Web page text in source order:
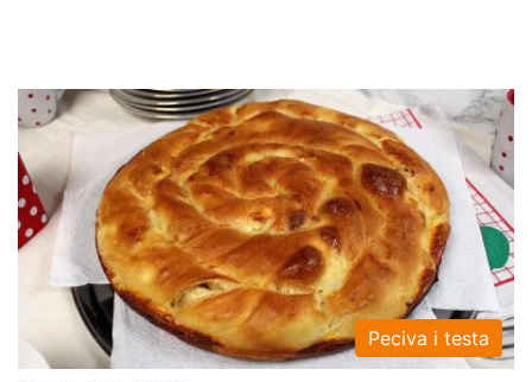
Peciva i testa